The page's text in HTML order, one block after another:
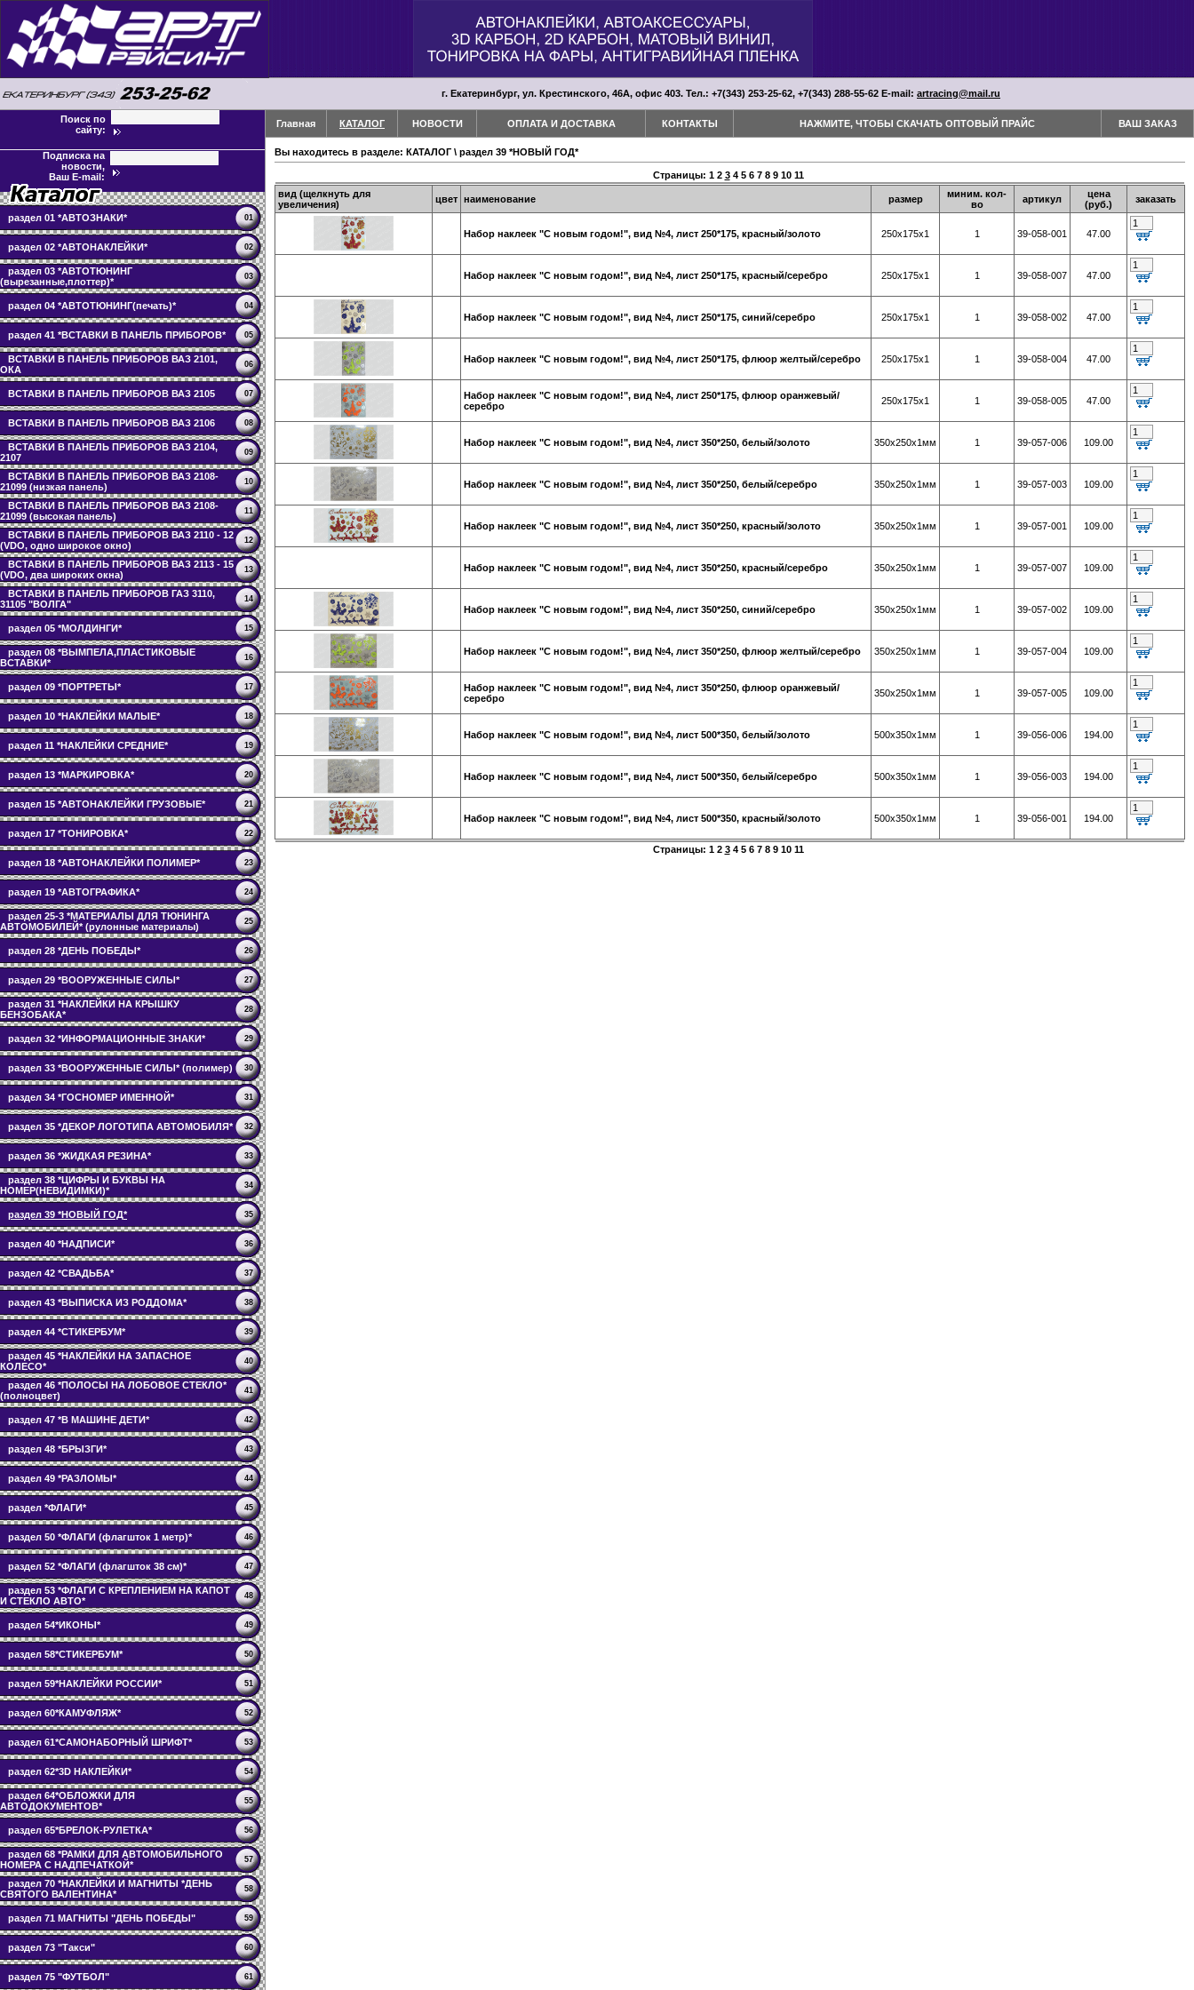
г. Екатеринбург, ул. Крестинского, 46А, офис 403. Тел.: +7(343) 253-25-62, +7(343) 288-55-62 Е-mail: artracing@mail.ru
Поиск по
сайту:
Подписка на
новости,
Ваш E-mail:
раздел 01 *АВТОЗНАКИ* 01
раздел 02 *АВТОНАКЛЕЙКИ* 02
раздел 03 *АВТОТЮНИНГ
(вырезанные,плоттер)*
03
раздел 04 *АВТОТЮНИНГ(печать)* 04
раздел 41 *ВСТАВКИ В ПАНЕЛЬ ПРИБОРОВ* 05
ВСТАВКИ В ПАНЕЛЬ ПРИБОРОВ ВАЗ 2101,
ОКА
06
ВСТАВКИ В ПАНЕЛЬ ПРИБОРОВ ВАЗ 2105 07
ВСТАВКИ В ПАНЕЛЬ ПРИБОРОВ ВАЗ 2106 08
ВСТАВКИ В ПАНЕЛЬ ПРИБОРОВ ВАЗ 2104,
2107
09
ВСТАВКИ В ПАНЕЛЬ ПРИБОРОВ ВАЗ 2108-
21099 (низкая панель)
10
ВСТАВКИ В ПАНЕЛЬ ПРИБОРОВ ВАЗ 2108-
21099 (высокая панель)
11
ВСТАВКИ В ПАНЕЛЬ ПРИБОРОВ ВАЗ 2110 - 12
(VDO, одно широкое окно)
12
ВСТАВКИ В ПАНЕЛЬ ПРИБОРОВ ВАЗ 2113 - 15
(VDO, два широких окна)
13
ВСТАВКИ В ПАНЕЛЬ ПРИБОРОВ ГАЗ 3110,
31105 "ВОЛГА"
14
раздел 05 *МОЛДИНГИ* 15
раздел 08 *ВЫМПЕЛА,ПЛАСТИКОВЫЕ
ВСТАВКИ*
16
раздел 09 *ПОРТРЕТЫ* 17
раздел 10 *НАКЛЕЙКИ МАЛЫЕ* 18
раздел 11 *НАКЛЕЙКИ СРЕДНИЕ* 19
раздел 13 *МАРКИРОВКА* 20
раздел 15 *АВТОНАКЛЕЙКИ ГРУЗОВЫЕ* 21
раздел 17 *ТОНИРОВКА* 22
раздел 18 *АВТОНАКЛЕЙКИ ПОЛИМЕР* 23
раздел 19 *АВТОГРАФИКА* 24
раздел 25-3 *МАТЕРИАЛЫ ДЛЯ ТЮНИНГА
АВТОМОБИЛЕЙ* (рулонные материалы)
25
раздел 28 *ДЕНЬ ПОБЕДЫ* 26
раздел 29 *ВООРУЖЕННЫЕ СИЛЫ* 27
раздел 31 *НАКЛЕЙКИ НА КРЫШКУ
БЕНЗОБАКА*
28
раздел 32 *ИНФОРМАЦИОННЫЕ ЗНАКИ* 29
раздел 33 *ВООРУЖЕННЫЕ СИЛЫ* (полимер) 30
раздел 34 *ГОСНОМЕР ИМЕННОЙ* 31
раздел 35 *ДЕКОР ЛОГОТИПА АВТОМОБИЛЯ* 32
раздел 36 *ЖИДКАЯ РЕЗИНА* 33
раздел 38 *ЦИФРЫ И БУКВЫ НА
НОМЕР(НЕВИДИМКИ)*
34
раздел 39 *НОВЫЙ ГОД* 35
раздел 40 *НАДПИСИ* 36
раздел 42 *СВАДЬБА* 37
раздел 43 *ВЫПИСКА ИЗ РОДДОМА* 38
раздел 44 *СТИКЕРБУМ* 39
раздел 45 *НАКЛЕЙКИ НА ЗАПАСНОЕ
КОЛЕСО*
40
раздел 46 *ПОЛОСЫ НА ЛОБОВОЕ СТЕКЛО*
(полноцвет)
41
раздел 47 *В МАШИНЕ ДЕТИ* 42
раздел 48 *БРЫЗГИ* 43
раздел 49 *РАЗЛОМЫ* 44
раздел *ФЛАГИ* 45
раздел 50 *ФЛАГИ (флагшток 1 метр)* 46
раздел 52 *ФЛАГИ (флагшток 38 см)* 47
раздел 53 *ФЛАГИ С КРЕПЛЕНИЕМ НА КАПОТ
И СТЕКЛО АВТО*
48
раздел 54*ИКОНЫ* 49
раздел 58*СТИКЕРБУМ* 50
раздел 59*НАКЛЕЙКИ РОССИИ* 51
раздел 60*КАМУФЛЯЖ* 52
раздел 61*САМОНАБОРНЫЙ ШРИФТ* 53
раздел 62*3D НАКЛЕЙКИ* 54
раздел 64*ОБЛОЖКИ ДЛЯ
АВТОДОКУМЕНТОВ*
55
раздел 65*БРЕЛОК-РУЛЕТКА* 56
раздел 68 *РАМКИ ДЛЯ АВТОМОБИЛЬНОГО
НОМЕРА С НАДПЕЧАТКОЙ*
57
раздел 70 *НАКЛЕЙКИ И МАГНИТЫ *ДЕНЬ
СВЯТОГО ВАЛЕНТИНА*
58
раздел 71 МАГНИТЫ "ДЕНЬ ПОБЕДЫ" 59
раздел 73 "Такси" 60
раздел 75 "ФУТБОЛ" 61
Главная КАТАЛОГ НОВОСТИ ОПЛАТА И ДОСТАВКА КОНТАКТЫ НАЖМИТЕ, ЧТОБЫ СКАЧАТЬ ОПТОВЫЙ ПРАЙС ВАШ ЗАКАЗ
Вы находитесь в разделе: КАТАЛОГ \ раздел 39 *НОВЫЙ ГОД*
Страницы: 1 2 3 4 5 6 7 8 9 10 11
вид (щелкнуть для
увеличения)
цвет наименование размер
миним. кол-
во
артикул
цена
(руб.)
заказать
Набор наклеек "С новым годом!", вид №4, лист 250*175, красный/золото 250х175х1 1 39-058-001 47.00
Набор наклеек "С новым годом!", вид №4, лист 250*175, красный/серебро 250х175х1 1 39-058-007 47.00
Набор наклеек "С новым годом!", вид №4, лист 250*175, синий/серебро 250х175х1 1 39-058-002 47.00
Набор наклеек "С новым годом!", вид №4, лист 250*175, флюор желтый/серебро 250х175х1 1 39-058-004 47.00
Набор наклеек "С новым годом!", вид №4, лист 250*175, флюор оранжевый/
серебро
250х175х1 1 39-058-005 47.00
Набор наклеек "С новым годом!", вид №4, лист 350*250, белый/золото 350х250х1мм 1 39-057-006 109.00
Набор наклеек "С новым годом!", вид №4, лист 350*250, белый/серебро 350х250х1мм 1 39-057-003 109.00
Набор наклеек "С новым годом!", вид №4, лист 350*250, красный/золото 350х250х1мм 1 39-057-001 109.00
Набор наклеек "С новым годом!", вид №4, лист 350*250, красный/серебро 350х250х1мм 1 39-057-007 109.00
Набор наклеек "С новым годом!", вид №4, лист 350*250, синий/серебро 350х250х1мм 1 39-057-002 109.00
Набор наклеек "С новым годом!", вид №4, лист 350*250, флюор желтый/серебро 350х250х1мм 1 39-057-004 109.00
Набор наклеек "С новым годом!", вид №4, лист 350*250, флюор оранжевый/
серебро
350х250х1мм 1 39-057-005 109.00
Набор наклеек "С новым годом!", вид №4, лист 500*350, белый/золото 500х350х1мм 1 39-056-006 194.00
Набор наклеек "С новым годом!", вид №4, лист 500*350, белый/серебро 500х350х1мм 1 39-056-003 194.00
Набор наклеек "С новым годом!", вид №4, лист 500*350, красный/золото 500х350х1мм 1 39-056-001 194.00
Страницы: 1 2 3 4 5 6 7 8 9 10 11